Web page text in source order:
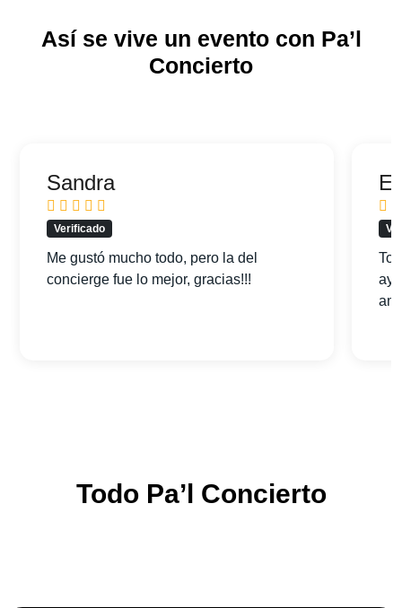
Así se vive un evento con Pa’l
Concierto
Sandra
Verificado
Me gustó mucho todo, pero la del
concierge fue lo mejor, gracias!!!
Todo Pa’l Concierto